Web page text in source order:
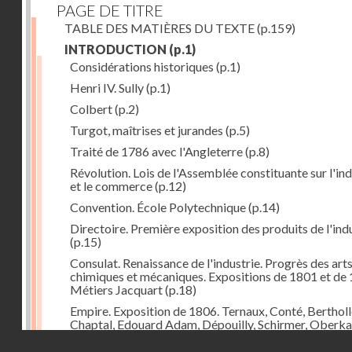
PAGE DE TITRE
TABLE DES MATIÈRES DU TEXTE(p.159)
INTRODUCTION (p.1)
Considérations historiques (p.1)
Henri IV. Sully(p.1)
Colbert(p.2)
Turgot, maîtrises et jurandes (p.5)
Traité de 1786 avec l'Angleterre(p.8)
Révolution. Lois de l'Assemblée constituante sur
et le commerce(p.12)
Convention. École Polytechnique(p.14)
Directoire. Première exposition des produits de
(p.15)
Consulat. Renaissance de l'industrie. Progrès des arts
chimiques et mécaniques. Expositions de 1801 et de
Métiers Jacquart(p.18)
Empire. Exposition de 1806. Ternaux, Conté,
Chaptal, Edouard Adam, Dépouilly, Schirmer,